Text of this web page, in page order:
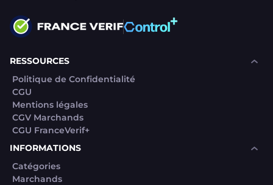
RESSOURCES
Politique de Confidentialité
CGU
Mentions légales
CGV Marchands
CGU FranceVerif+
INFORMATIONS
Catégories
Marchands